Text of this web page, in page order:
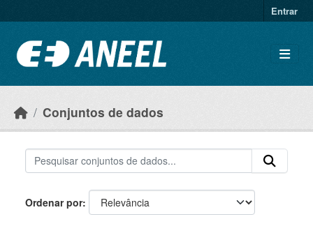
Entrar
Conjuntos de dados
Ordenar por